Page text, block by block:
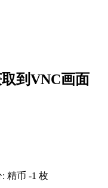
到VNC画面
精币 -1 枚